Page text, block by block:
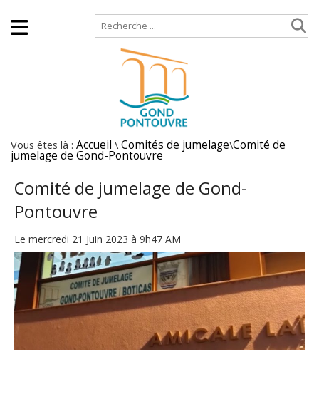
Vous êtes là : Accueil \ Comités de jumelage\Comité de
jumelage de Gond-Pontouvre
Comité de jumelage de Gond-
Pontouvre
Le mercredi 21 Juin 2023 à 9h47 AM